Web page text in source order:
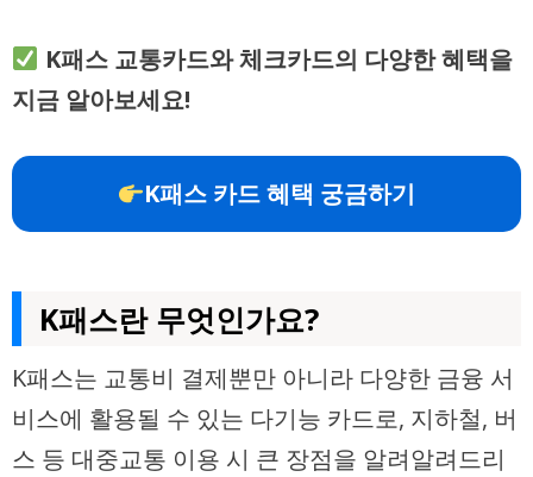
K패스 교통카드와 체크카드의 다양한 혜택을
지금 알아보세요!
K패스 카드 혜택 궁금하기
K패스란 무엇인가요?
K패스는 교통비 결제뿐만 아니라 다양한 금융 서
비스에 활용될 수 있는 다기능 카드로, 지하철, 버
스 등 대중교통 이용 시 큰 장점을 알려알려드리